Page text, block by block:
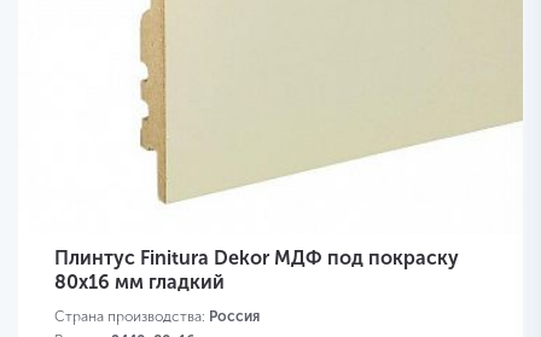
Плинтус Finitura Dekor МДФ под покраску
80x16 мм гладкий
Страна производства: Россия